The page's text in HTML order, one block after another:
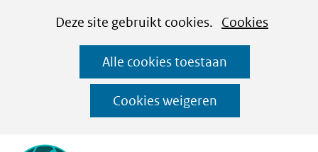
CookiesDeze site gebruikt cookies. Cookies
Alle cookies toestaan
Cookies weigeren
Ga
naar
de
inhoud